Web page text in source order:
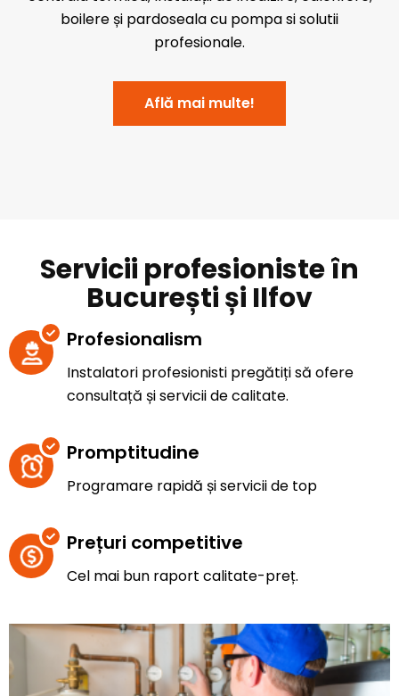
boilere și pardoseala cu pompa si solutii
profesionale.
Află mai multe!
Servicii profesioniste în
București și Ilfov
Profesionalism
Instalatori profesionisti pregătiți să ofere
consultață și servicii de calitate.
Promptitudine
Programare rapidă și servicii de top
Prețuri competitive
Cel mai bun raport calitate-preț.